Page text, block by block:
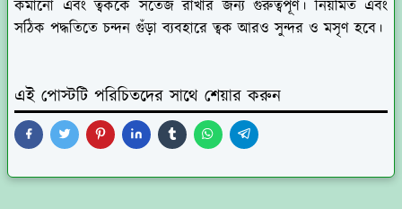
কমানো এবং ত্বককে সতেজ রাখার জন্য গুরুত্বপূর্ণ। নিয়মিত এবং
সঠিক পদ্ধতিতে চন্দন গুঁড়া ব্যবহারে ত্বক আরও সুন্দর ও মসৃণ হবে।
এই পোস্টটি পরিচিতদের সাথে শেয়ার করুন